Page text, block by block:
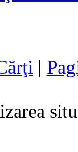
|